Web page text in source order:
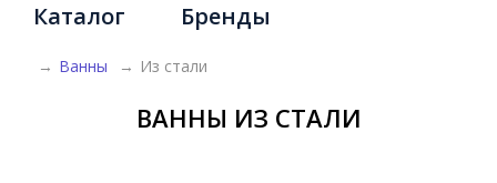
Каталог Бренды
→ Ванны → Из стали
ВАННЫ ИЗ СТАЛИ